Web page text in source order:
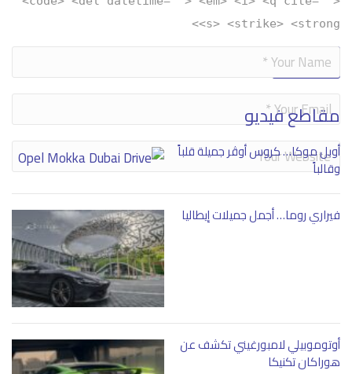
<s> <strike> <strong>
Alternative:
مقاطع فيديو
أوبل موكا… كروس أوڤر جميلة قلباً
وقالباً
فيراري روما… أجمل جميلات إيطاليا
أوتوموبيلي لامبورغيني تكشف عن
هوراكان تكنيكا